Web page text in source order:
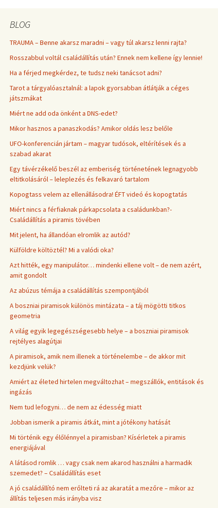
BLOG
TRAUMA – Benne akarsz maradni – vagy túl akarsz lenni rajta?
Rosszabbul voltál családállítás után? Ennek nem kellene így lennie!
Ha a férjed megkérdez, te tudsz neki tanácsot adni?
Tarot a tárgyalóasztalnál: a lapok gyorsabban átlátják a céges
játszmákat
Miért ne add oda önként a DNS-edet?
Mikor hasznos a panaszkodás? Amikor oldás lesz belőle
UFO-konferencián jártam – magyar tudósok, eltérítések és a
szabad akarat
Egy távérzékelő beszél az emberiség történetének legnagyobb
eltitkolásáról – leleplezés és felkavaró tartalom
Kopogtass velem az ellenállásodra! ÉFT videó és kopogtatás
Miért nincs a férfiaknak párkapcsolata a családunkban?-
Családállítás a piramis tövében
Mit jelent, ha állandóan elromlik az autód?
Külföldre költöztél? Mi a valódi oka?
Azt hitték, egy manipulátor… mindenki ellene volt – de nem azért,
amit gondolt
Az abúzus témája a családállítás szempontjából
A boszniai piramisok különös mintázata – a táj mögötti titkos
geometria
A világ egyik legegészségesebb helye – a boszniai piramisok
rejtélyes alagútjai
A piramisok, amik nem illenek a történelembe – de akkor mit
kezdjünk velük?
Amiért az életed hirtelen megváltozhat – megszállók, entitások és
ingázás
Nem tud lefogyni… de nem az édesség miatt
Jobban ismerik a piramis átkát, mint a jótékony hatását
Mi történik egy élőlénnyel a piramisban? Kísérletek a piramis
energiájával
A látásod romlik … vagy csak nem akarod használni a harmadik
szemedet? – Családállítás eset
A jó családállító nem erőlteti rá az akaratát a mezőre – mikor az
állítás teljesen más irányba visz